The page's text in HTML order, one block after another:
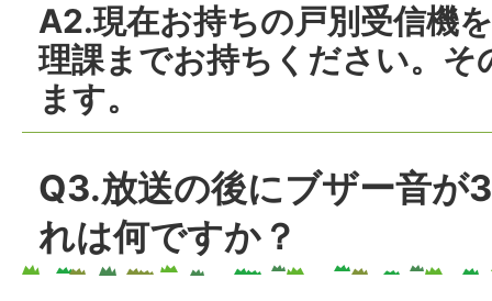
A2.現在お持ちの戸別受信機
理課までお持ちください。そ
ます。
Q3.放送の後にブザー音が
れは何ですか？